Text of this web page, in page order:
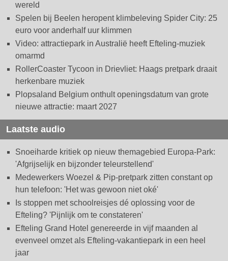
wereld
Spelen bij Beelen heropent klimbeleving Spider City: 25
euro voor anderhalf uur klimmen
Video: attractiepark in Australië heeft Efteling-muziek
omarmd
RollerCoaster Tycoon in Drievliet: Haags pretpark draait
herkenbare muziek
Plopsaland Belgium onthult openingsdatum van grote
nieuwe attractie: maart 2027
Laatste audio
Snoeiharde kritiek op nieuw themagebied Europa-Park:
'Afgrijselijk en bijzonder teleurstellend'
Medewerkers Woezel & Pip-pretpark zitten constant op
hun telefoon: 'Het was gewoon niet oké'
Is stoppen met schoolreisjes dé oplossing voor de
Efteling? 'Pijnlijk om te constateren'
Efteling Grand Hotel genereerde in vijf maanden al
evenveel omzet als Efteling-vakantiepark in een heel
jaar